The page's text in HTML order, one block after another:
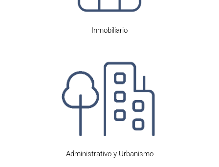
Inmobiliario
Administrativo y Urbanismo